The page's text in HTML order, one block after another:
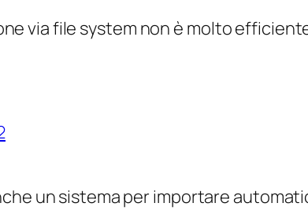
via file system non è molto
un sistema per importare